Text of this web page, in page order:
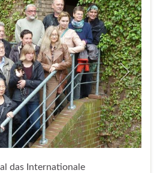
das Internationale